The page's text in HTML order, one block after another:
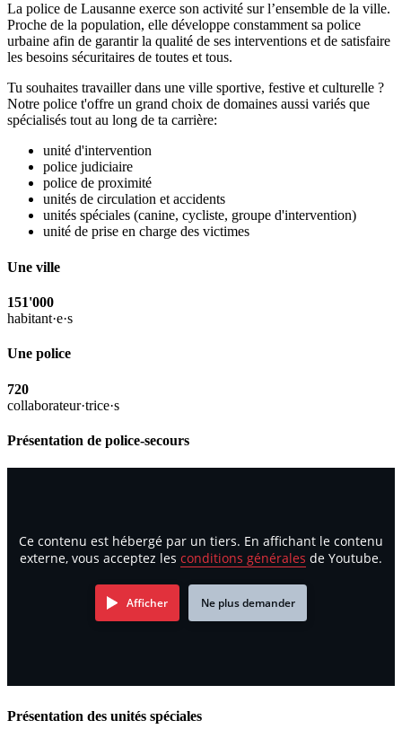
La police de Lausanne exerce son activité sur l’ensemble de la ville.
Proche de la population, elle développe constamment sa police
urbaine afin de garantir la qualité de ses interventions et de satisfaire
les besoins sécuritaires de toutes et tous.
Tu souhaites travailler dans une ville sportive, festive et culturelle ?
Notre police t'offre un grand choix de domaines aussi variés que
spécialisés tout au long de ta carrière:
unité d'intervention
police judiciaire
police de proximité
unités de circulation et accidents
unités spéciales (canine, cycliste, groupe d'intervention)
unité de prise en charge des victimes
Une ville
151'000
habitant·e·s
Une police
720
collaborateur·trice·s
Présentation de police-secours
Ce contenu est hébergé par un tiers. En affichant le contenu
externe, vous acceptez les conditions générales de Youtube.
Afficher Ne plus demander
Présentation des unités spéciales